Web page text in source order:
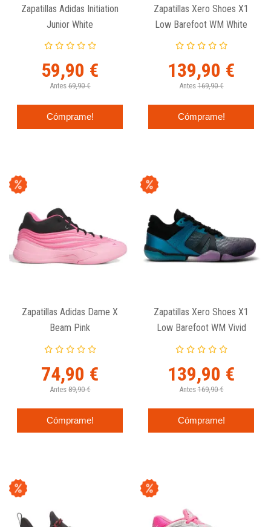
Zapatillas Adidas Initiation
Junior White
59,90 €
Antes 69,90 €
Cómprame!
Zapatillas Xero Shoes X1
Low Barefoot WM White
139,90 €
Antes 169,90 €
Cómprame!
Zapatillas Adidas Dame X
Beam Pink
74,90 €
Antes 89,90 €
Cómprame!
Zapatillas Xero Shoes X1
Low Barefoot WM Vivid
Purple Cosmic Blue
139,90 €
Antes 169,90 €
Cómprame!